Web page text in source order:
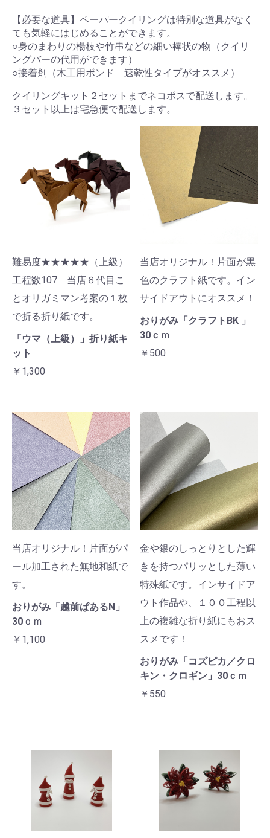
【必要な道具】ペーパークイリングは特別な道具がなく
ても気軽にはじめることができます。
○身のまわりの楊枝や竹串などの細い棒状の物（クイリ
ングバーの代用ができます）
○接着剤（木工用ボンド 速乾性タイプがオススメ）
クイリングキット２セットまでネコポスで配送します。
３セット以上は宅急便で配送します。
難易度★★★★★（上級）
工程数107 当店６代目こ
とオリガミマン考案の１枚
で折る折り紙です。
「ウマ（上級）」折り紙キ
ット
￥1,300
当店オリジナル！片面が黒
色のクラフト紙です。イン
サイドアウトにオススメ！
おりがみ「クラフトBK 」
30ｃｍ
￥500
当店オリジナル！片面がパ
ール加工された無地和紙で
す。
おりがみ「越前ぱあるN」
30ｃｍ
￥1,100
金や銀のしっとりとした輝
きを持つパリッとした薄い
特殊紙です。インサイドア
ウト作品や、１００工程以
上の複雑な折り紙にもおス
スメです！
おりがみ「コズピカ／クロ
キン・クロギン」30ｃｍ
￥550